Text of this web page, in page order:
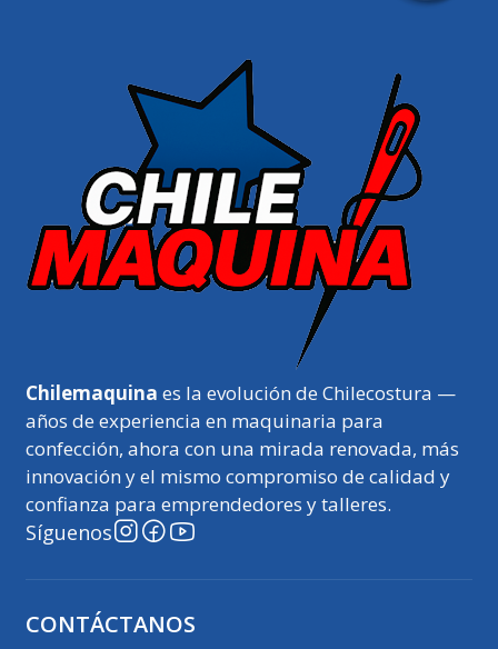
Chilemaquina es la evolución de Chilecostura —
años de experiencia en maquinaria para
confección, ahora con una mirada renovada, más
innovación y el mismo compromiso de calidad y
confianza para emprendedores y talleres.
Síguenos
CONTÁCTANOS